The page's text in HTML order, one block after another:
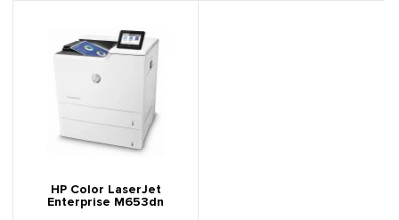
HP Color LaserJet
Enterprise M653dn